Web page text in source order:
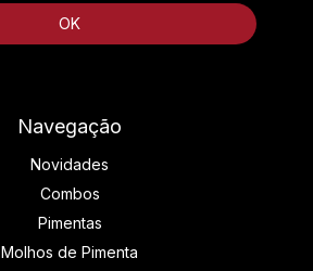
Navegação
Novidades
Combos
Pimentas
Molhos de Pimenta